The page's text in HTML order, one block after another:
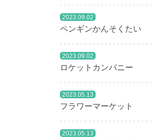
2023.09.02
ペンギンかんそくたい
2023.09.02
ロケットカンパニー
2023.05.13
フラワーマーケット
2023.05.13